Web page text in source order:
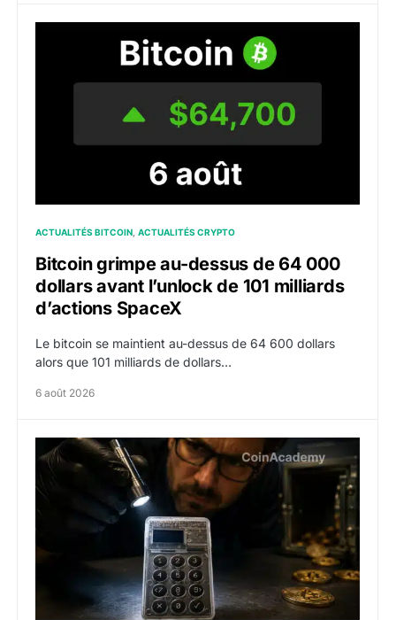
Bitcoin grimpe au-dessus de 64 000 dollars avant
ACTUALITÉS BITCOIN ACTUALITÉS CRYPTO
Bitcoin grimpe au-dessus de 64 000
dollars avant l’unlock de 101 milliards
d’actions SpaceX
Le bitcoin se maintient au-dessus de 64 600 dollars
alors que 101 milliards de dollars…
6 août 2026
Coldcard : un tweet de 2021 décrivait déjà la faille,